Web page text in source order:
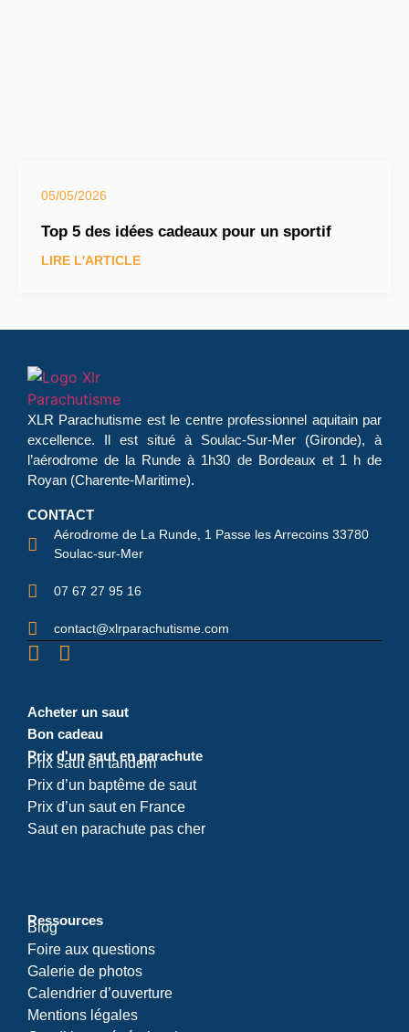
05/05/2026
Top 5 des idées cadeaux pour un sportif
LIRE L'ARTICLE
XLR Parachutisme est le centre professionnel aquitain par
excellence. Il est situé à Soulac-Sur-Mer (Gironde), à
l’aérodrome de la Runde à 1h30 de Bordeaux et 1 h de
Royan (Charente-Maritime).
CONTACT
Aérodrome de La Runde, 1 Passe les Arrecoins 33780
Soulac-sur-Mer
07 67 27 95 16
contact@xlrparachutisme.com
Acheter un saut
Bon cadeau
Prix d'un saut en parachute
Prix saut en tandem
Prix d’un baptême de saut
Prix d’un saut en France
Saut en parachute pas cher
Ressources
Blog
Foire aux questions
Galerie de photos
Calendrier d’ouverture
Mentions légales